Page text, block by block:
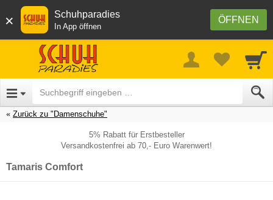
× ÖFFNEN
Schuhparadies
In App öffnen
Zurück zu "Damenschuhe"
5% Rabatt für Erstbesteller
Versandkostenfrei ab 70,- Euro Warenwert!
Tamaris Comfort